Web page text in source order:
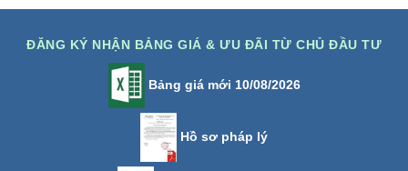
ĐĂNG KÝ NHẬN BẢNG GIÁ & ƯU ĐÃI TỪ CHỦ ĐẦU TƯ
Bảng giá mới 10/08/2026
Hồ sơ pháp lý